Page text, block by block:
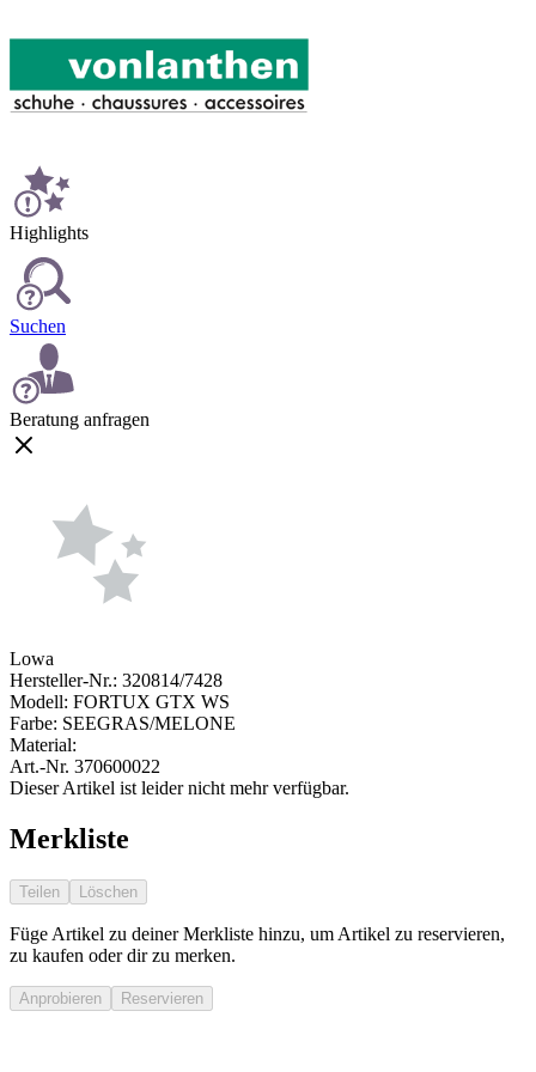
Highlights
Suchen
Beratung anfragen
Lowa
Hersteller-Nr.: 320814/7428
Modell: FORTUX GTX WS
Farbe: SEEGRAS/MELONE
Material:
Art.-Nr. 370600022
Dieser Artikel ist leider nicht mehr verfügbar.
Merkliste
Teilen Löschen
Füge Artikel zu deiner Merkliste hinzu, um Artikel zu reservieren,
zu kaufen oder dir zu merken.
Anprobieren Reservieren